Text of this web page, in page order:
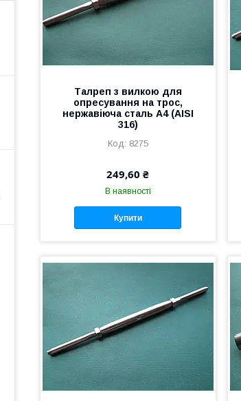
Талреп з вилкою для
опресування на трос,
нержавіюча сталь А4 (AISI
316)
8275
249,60 ₴
В наявності
Купити